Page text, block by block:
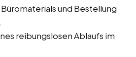
und Bestellung
reibungslosen Ablaufs im